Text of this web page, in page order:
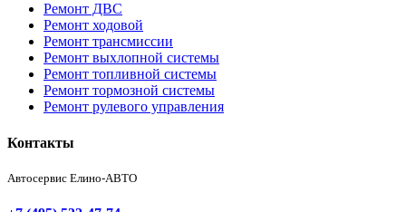
Ремонт ДВС
Ремонт ходовой
Ремонт трансмиссии
Ремонт выхлопной системы
Ремонт топливной системы
Ремонт тормозной системы
Ремонт рулевого управления
Контакты
Автосервис Елино-АВТО